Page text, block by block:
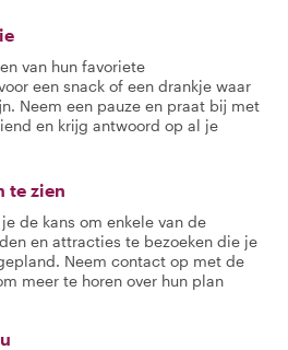
van hun favoriete
een snack of een drankje waar
Neem een pauze en praat bij met
en krijg antwoord op al je
te zien
de kans om enkele van de
en attracties te bezoeken die je
Neem contact op met de
meer te horen over hun plan